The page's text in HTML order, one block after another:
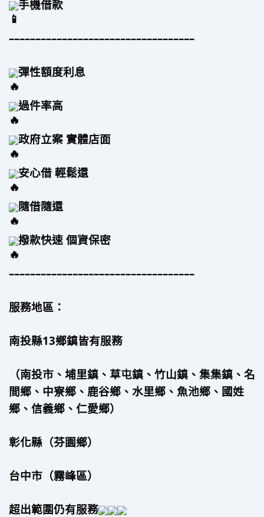
手機借款
–––––––––––––––––––––––––––––––––––
彈性額度利息
過件率高
政府立案 實體店面
安心借 輕鬆還
隨借隨還
撥款快速 個資保密
–––––––––––––––––––––––––––––––––––
服務地區：
南投縣13鄉鎮皆有服務
（南投市、埔里鎮、草屯鎮、竹山鎮、集集鎮、名
間鄉、中寮鄉、鹿谷鄉、水里鄉、魚池鄉、國姓
鄉、信義鄉、仁愛鄉）
彰化縣（芬園鄉）
台中市（霧峰區）
超出範圍仍有服務